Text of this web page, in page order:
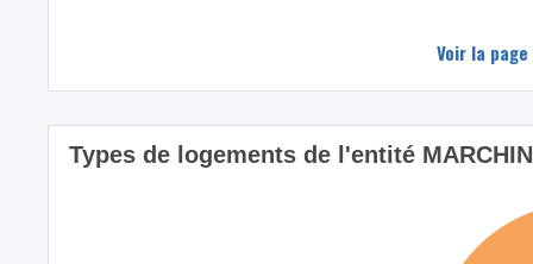
Voir la
Types de logements de l'entité